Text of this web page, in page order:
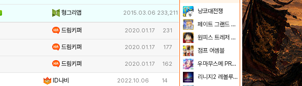
헝그리앱 2015.03.06 233,211
드림키퍼 2020.01.17 231
드림키퍼 2020.01.17 177
드림키퍼 2020.01.17 162
ID나비 2022.10.06 14
냥코대전쟁
페이트 그랜드 오더
원피스 트레저 크루즈
점프 어셈블
우마무스메 PRETTY DERBY
리니지2 레볼루션